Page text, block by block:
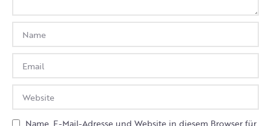
Name, E-Mail-Adresse und Website in diesem Browser für